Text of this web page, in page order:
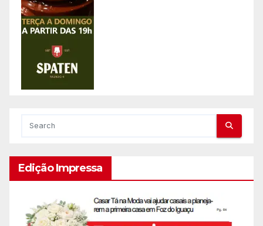
Edição Impressa